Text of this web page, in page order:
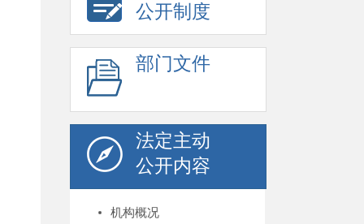
公开制度
部门文件
法定主动
公开内容
机构概况